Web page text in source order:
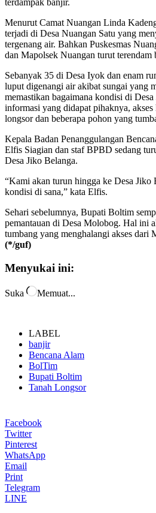
Menurut Camat Nuangan Linda
terjadi di Desa Nuangan Satu yang
tergenang air. Bahkan Puskesmas
dan Mapolsek Nuangan turut terendam
Sebanyak 35 di Desa Iyok dan enam
luput digenangi air akibat sungai yang
memastikan bagaimana kondisi di
informasi yang didapat pihaknya, akses
longsor dan beberapa pohon yang
Kepala Badan Penanggulangan
Elfis Siagian dan staf BPBD sedang
Desa Jiko Belanga.
“Kami akan turun hingga ke Desa Jiko
kondisi di sana,” kata Elfis.
Sehari sebelumnya, Bupati Boltim
pemantauan di Desa Molobog. Hal ini
tumbang yang menghalangi akses dari
(*/guf)
Menyukai ini:
Suka Memuat...
LABEL
banjir
Bencana Alam
BolTim
Bupati Boltim
Tanah Longsor
Facebook
Twitter
Pinterest
WhatsApp
Email
Print
Telegram
LINE